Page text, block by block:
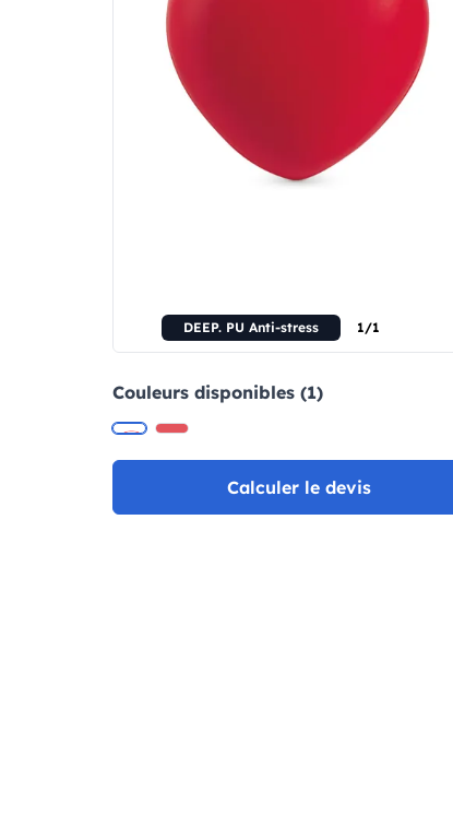
DEEP. PU Anti-stress 1/1
Couleurs disponibles (1)
Calculer le devis